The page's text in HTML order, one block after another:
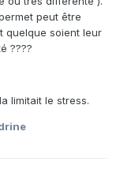
peut être
quelque soient leur
????
limitait le stress.